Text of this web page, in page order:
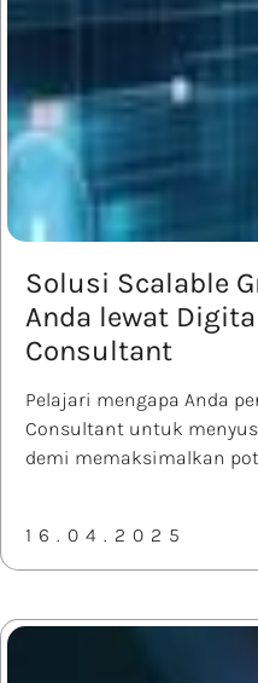
Solusi Scalable
Anda lewat
Consultant
Pelajari mengapa Anda
Consultant untuk
demi memaksimalkan
16.04.2025